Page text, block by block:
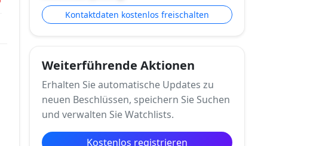
Kontaktdaten kostenlos freischalten
Weiterführende Aktionen
Erhalten Sie automatische Updates zu
neuen Beschlüssen, speichern Sie Suchen
und verwalten Sie Watchlists.
Kostenlos registrieren